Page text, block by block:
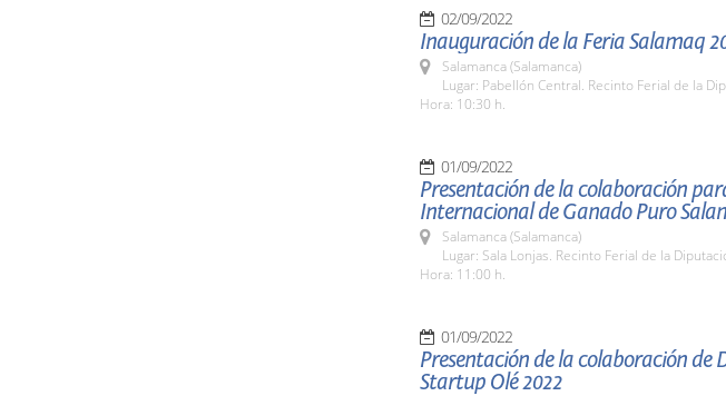
02/09/2022
Inauguración de la Feria Salamaq
Salamanca (Salamanca)
Lugar: Pabellón Central. Recinto Ferial de la
Hora: 10:30 h.
01/09/2022
Presentación de la colaboración
Internacional de Ganado Puro
Salamanca (Salamanca)
Lugar: Sala Lonjas. Recinto Ferial de la
Hora: 11:00 h.
01/09/2022
Presentación de la colaboración de
Startup Olé 2022